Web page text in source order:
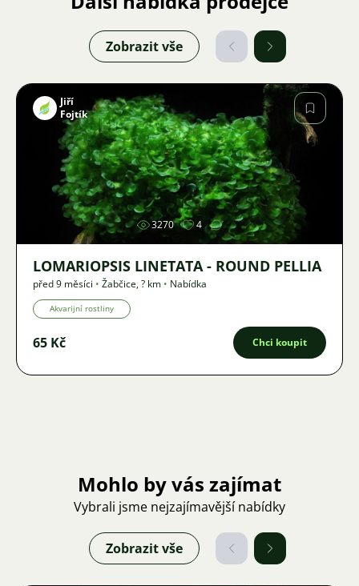
Zobrazit vše
Obrázek
Jiří
Fojtík
3270 4
LOMARIOPSIS LINETATA - ROUND PELLIA
před 9 měsíci • Žabčice,? km • Nabídka
Akvarijní rostliny
65 Kč Chci koupit
Mohlo by vás zajímat
Vybrali jsme nejzajímavější nabídky
Zobrazit vše